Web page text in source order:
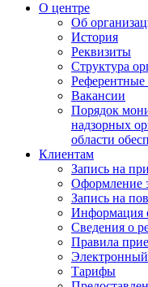
О центре
Об
История
Реквизиты
Структура
Вакансии
Порядок
надзорных
области
Клиентам
Запись на
Оформление
Запись на
Информация
Сведения о
Правила
Тарифы